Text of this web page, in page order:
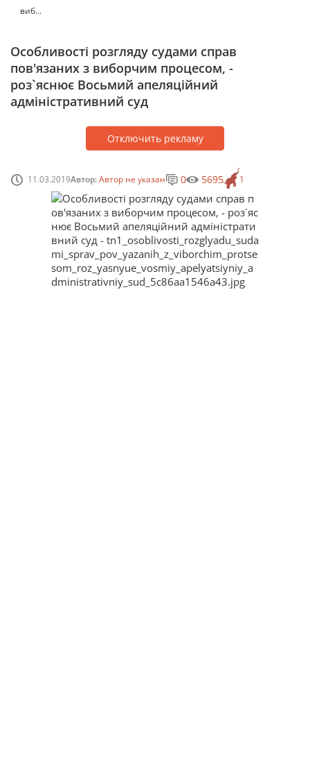
виб...
Особливості розгляду судами справ
пов'язаних з виборчим процесом, -
роз`яснює Восьмий апеляційний
адміністративний суд
Отключить рекламу
11.03.2019Автор:Автор не указан 1
0 5695